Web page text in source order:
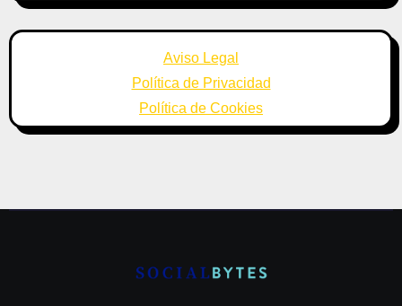
Aviso Legal
Política de Privacidad
Política de Cookies